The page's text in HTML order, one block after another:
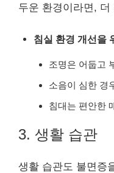
두운 환경이라면,
침실 환경 개선을
조명은 어둡고
소음이 심한 경
침대는 편안한
3. 생활 습관
생활 습관도 불면증